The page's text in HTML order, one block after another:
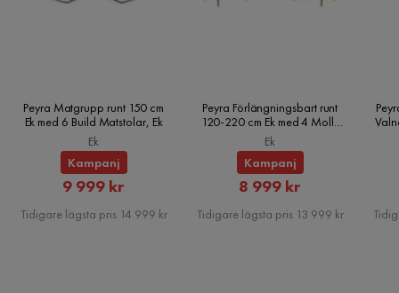
Peyra Matgrupp runt 150 cm
Ek med 6 Build Matstolar, Ek
Ek
Kampanj
Rabatterat
Pris
9 999 kr
Tidigare lägsta pris 14 999 kr
Peyra Förlängningsbart runt
120-220 cm Ek med 4 Molly
Matstolar, Ek
Ek
Kampanj
Rabatterat
Pris
8 999 kr
Tidigare lägsta pris 13 999 kr